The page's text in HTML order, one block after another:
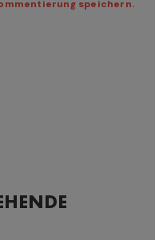
speichern.